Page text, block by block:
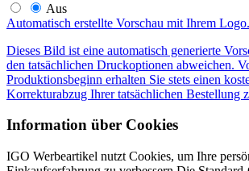
Aus
Automatisch erstellte Vorschau mit Ihrem Logo.
Dieses Bild ist eine automatisch generierte
den tatsächlichen Druckoptionen abweichen.
Produktionsbeginn erhalten Sie stets einen
Korrekturabzug Ihrer tatsächlichen Bestellung
Information über Cookies
IGO Werbeartikel nutzt Cookies, um Ihre